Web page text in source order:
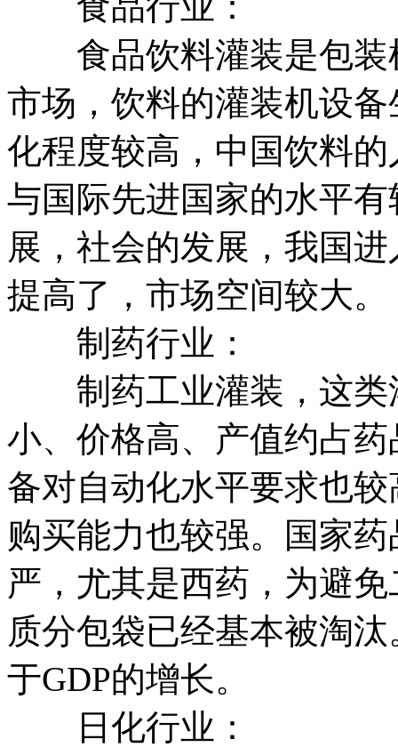
食品饮料灌装是包装
市场，饮料的灌装机设
化程度较高，中国饮料
与国际先进国家的水平
展，社会的发展，我国
提高了，市场空间较大。
制药行业：
制药工业灌装，这类
小、价格高、产值约占
备对自动化水平要求也
购买能力也较强。国家
严，尤其是西药，为避
质分包袋已经基本被淘
于GDP的增长。
日化行业：